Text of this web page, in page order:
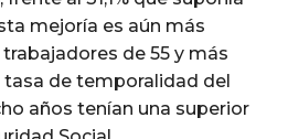
mejoría es aún más
de 55 y más
tasa de temporalidad del
años tenían una superior